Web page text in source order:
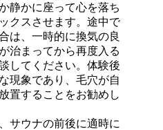
静かに座って心を落ち
クスさせます。途中で
は、一時的に換気の良
治まってから再度入る
してください。体験後
現象であり、毛穴が自
置することをお勧めし
サウナの前後に適時に